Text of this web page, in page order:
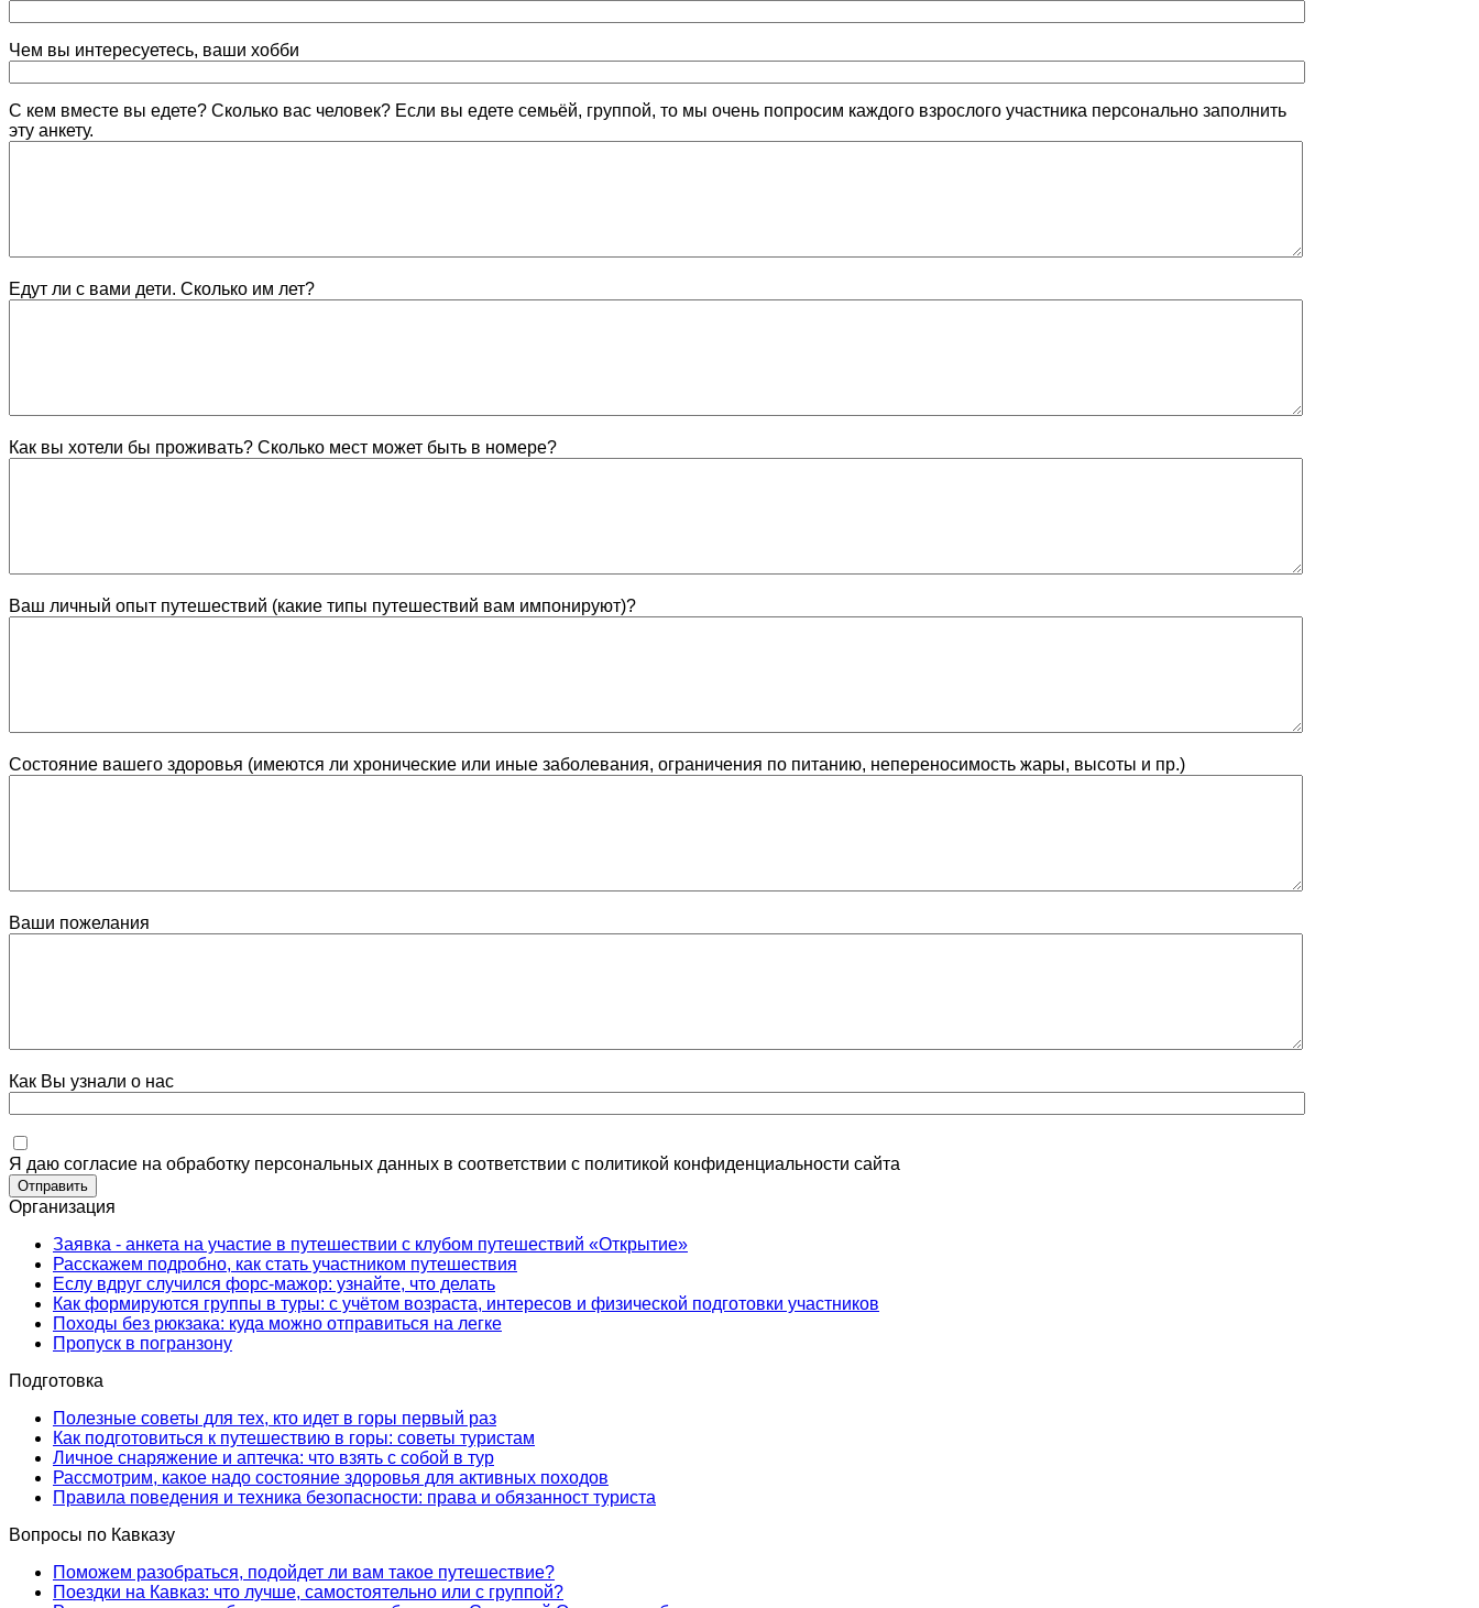
Чем вы интересуетесь, ваши хобби
С кем вместе вы едете? Сколько вас человек? Если вы едете семьёй, группой, то мы очень попросим каждого взрослого участника персонально заполнить
эту анкету.
Едут ли с вами дети. Сколько им лет?
Как вы хотели бы проживать? Сколько мест может быть в номере?
Ваш личный опыт путешествий (какие типы путешествий вам импонируют)?
Состояние вашего здоровья (имеются ли хронические или иные заболевания, ограничения по питанию, непереносимость жары, высоты и пр.)
Ваши пожелания
Как Вы узнали о нас
Я даю согласие на обработку персональных данных в соответствии с политикой конфиденциальности сайта
Организация
Заявка - анкета на участие в путешествии с клубом путешествий «Открытие»
Расскажем подробно, как стать участником путешествия
Еслу вдруг случился форс-мажор: узнайте, что делать
Как формируются группы в туры: с учётом возраста, интересов и физической подготовки участников
Походы без рюкзака: куда можно отправиться на легке
Пропуск в погранзону
Подготовка
Полезные советы для тех, кто идет в горы первый раз
Как подготовиться к путешествию в горы: советы туристам
Личное снаряжение и аптечка: что взять с собой в тур
Рассмотрим, какое надо состояние здоровья для активных походов
Правила поведения и техника безопасности: права и обязанност туриста
Вопросы по Кавказу
Поможем разобраться, подойдет ли вам такое путешествие?
Поездки на Кавказ: что лучше, самостоятельно или с группой?